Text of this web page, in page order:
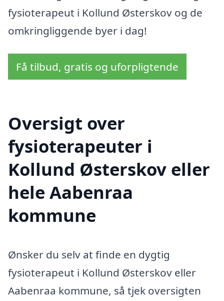
fysioterapeut i Kollund Østerskov og de
omkringliggende byer i dag!
Få tilbud, gratis og uforpligtende
Oversigt over
fysioterapeuter i
Kollund Østerskov eller
hele Aabenraa
kommune
Ønsker du selv at finde en dygtig
fysioterapeut i Kollund Østerskov eller
Aabenraa kommune, så tjek oversigten